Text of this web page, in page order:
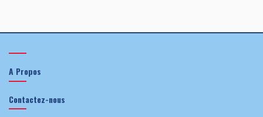
A Propos
Contactez-nous